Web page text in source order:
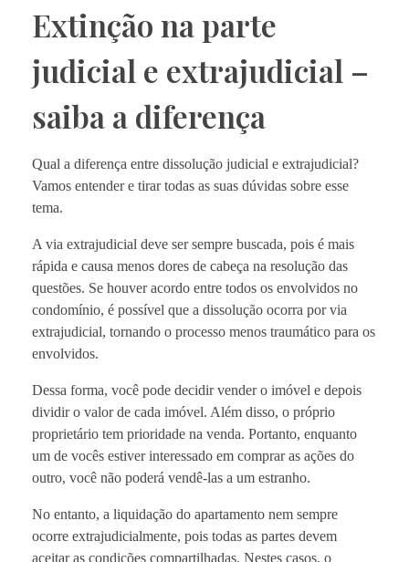
Extinção na parte
judicial e extrajudicial –
saiba a diferença
Qual a diferença entre dissolução judicial e extrajudicial?
Vamos entender e tirar todas as suas dúvidas sobre esse
tema.
A via extrajudicial deve ser sempre buscada, pois é mais
rápida e causa menos dores de cabeça na resolução das
questões. Se houver acordo entre todos os envolvidos no
condomínio, é possível que a dissolução ocorra por via
extrajudicial, tornando o processo menos traumático para os
envolvidos.
Dessa forma, você pode decidir vender o imóvel e depois
dividir o valor de cada imóvel. Além disso, o próprio
proprietário tem prioridade na venda. Portanto, enquanto
um de vocês estiver interessado em comprar as ações do
outro, você não poderá vendê-las a um estranho.
No entanto, a liquidação do apartamento nem sempre
ocorre extrajudicialmente, pois todas as partes devem
aceitar as condições compartilhadas. Nestes casos, o